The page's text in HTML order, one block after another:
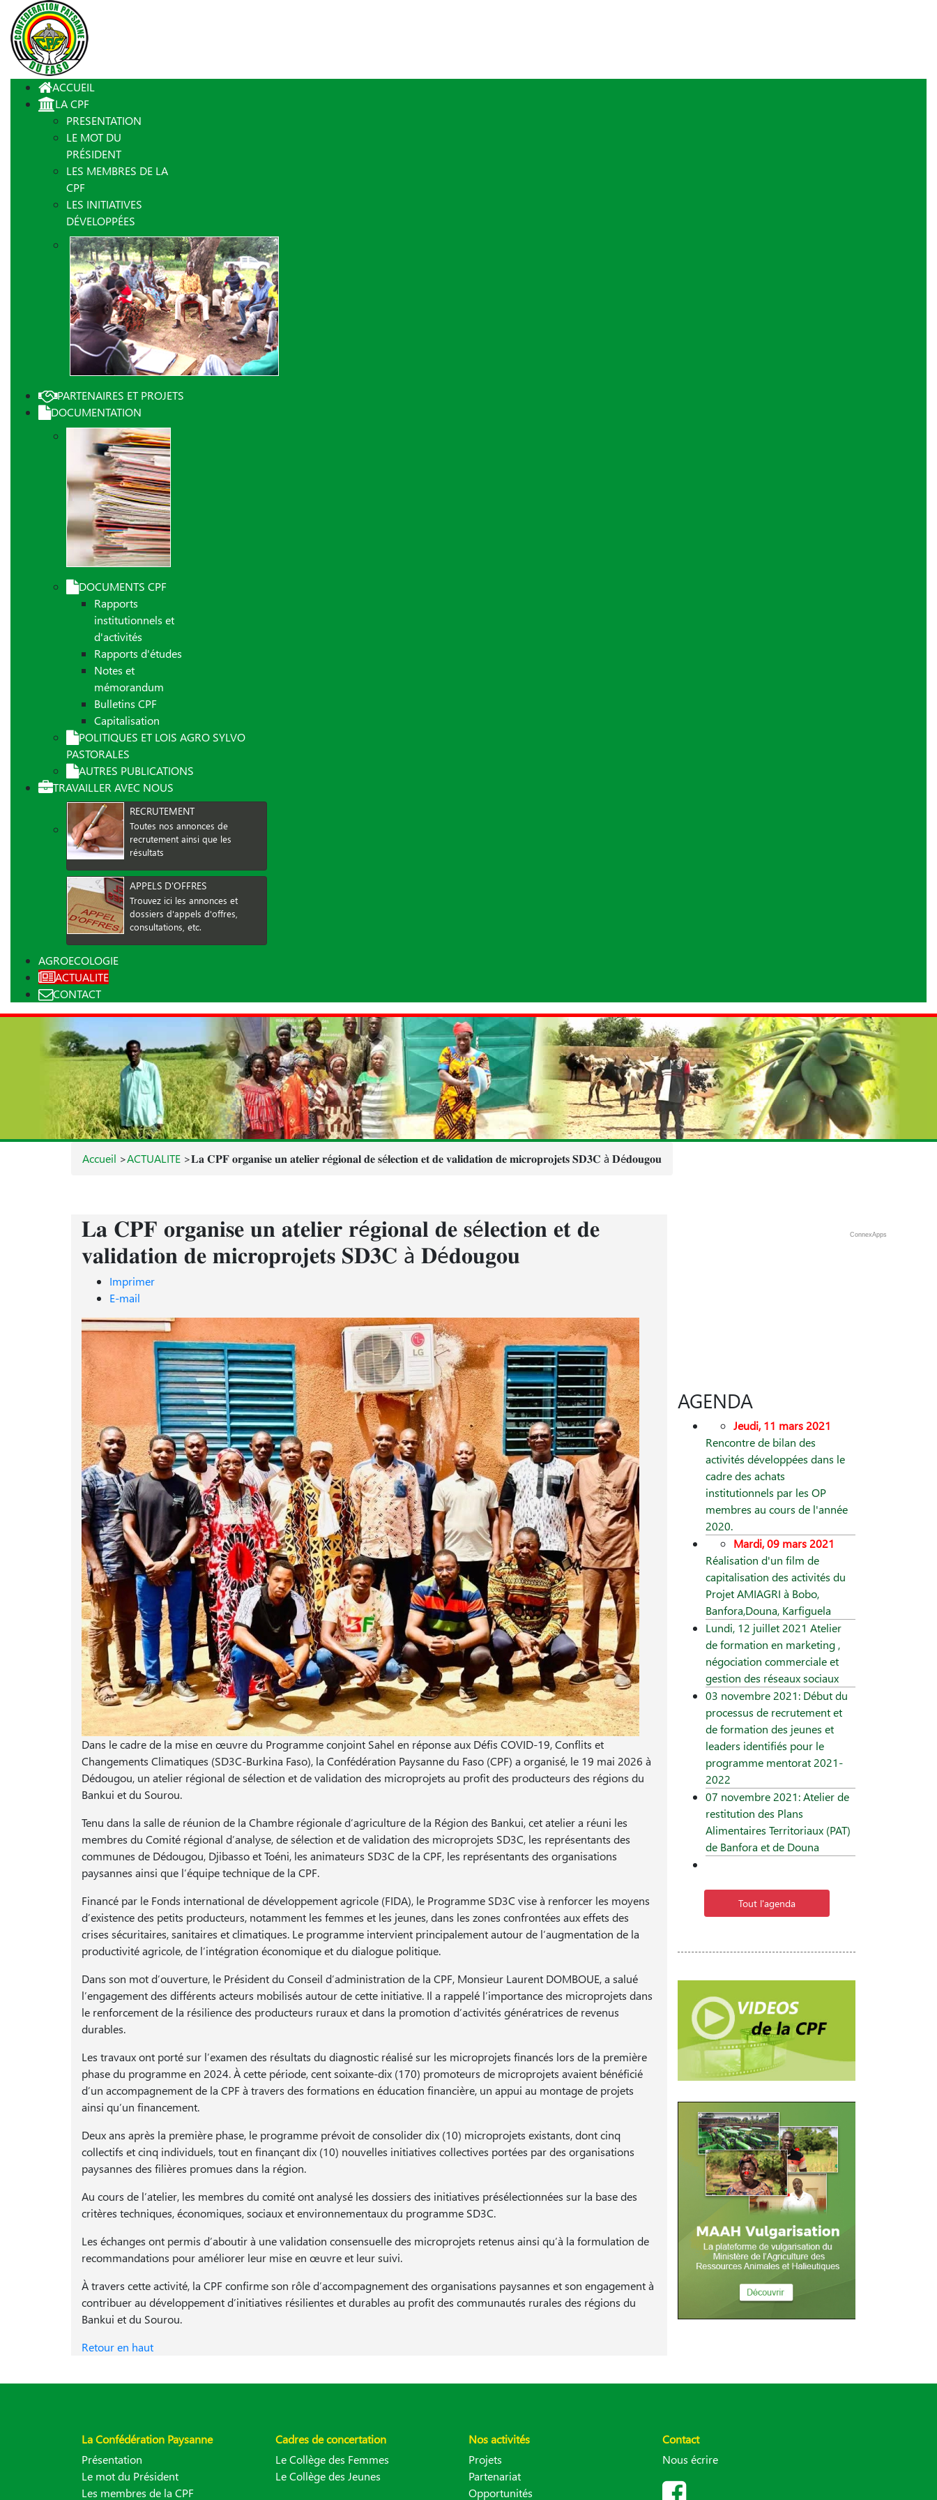
ACCUEIL
LA CPF
PRESENTATION
LE MOT DU
PRÉSIDENT
LES MEMBRES DE LA
CPF
LES INITIATIVES
DÉVELOPPÉES
PARTENAIRES ET PROJETS
DOCUMENTATION
DOCUMENTS CPF
Rapports
institutionnels et
d'activités
Rapports d'études
Notes et
mémorandum
Bulletins CPF
Capitalisation
POLITIQUES ET LOIS AGRO SYLVO
PASTORALES
AUTRES PUBLICATIONS
TRAVAILLER AVEC NOUS
RECRUTEMENT
Toutes nos annonces de
recrutement ainsi que les
résultats
APPELS D'OFFRES
Trouvez ici les annonces et
dossiers d'appels d'offres,
consultations, etc.
AGROECOLOGIE
ACTUALITE
CONTACT
Accueil >ACTUALITE >𝐋𝐚 𝐂𝐏𝐅 𝐨𝐫𝐠𝐚𝐧𝐢𝐬𝐞 𝐮𝐧 𝐚𝐭𝐞𝐥𝐢𝐞𝐫 𝐫é𝐠𝐢𝐨𝐧𝐚𝐥 𝐝𝐞 𝐬é𝐥𝐞𝐜𝐭𝐢𝐨𝐧 𝐞𝐭 𝐝𝐞 𝐯𝐚𝐥𝐢𝐝𝐚𝐭𝐢𝐨𝐧 𝐝𝐞 𝐦𝐢𝐜𝐫𝐨𝐩𝐫𝐨𝐣𝐞𝐭𝐬 𝐒𝐃𝟑𝐂 à 𝐃é𝐝𝐨𝐮𝐠𝐨𝐮
𝐋𝐚 𝐂𝐏𝐅 𝐨𝐫𝐠𝐚𝐧𝐢𝐬𝐞 𝐮𝐧 𝐚𝐭𝐞𝐥𝐢𝐞𝐫 𝐫é𝐠𝐢𝐨𝐧𝐚𝐥 𝐝𝐞 𝐬é𝐥𝐞𝐜𝐭𝐢𝐨𝐧 𝐞𝐭 𝐝𝐞
𝐯𝐚𝐥𝐢𝐝𝐚𝐭𝐢𝐨𝐧 𝐝𝐞 𝐦𝐢𝐜𝐫𝐨𝐩𝐫𝐨𝐣𝐞𝐭𝐬 𝐒𝐃𝟑𝐂 à 𝐃é𝐝𝐨𝐮𝐠𝐨𝐮
Imprimer
E-mail
Dans le cadre de la mise en œuvre du Programme conjoint Sahel en réponse aux Défis COVID-19, Conflits et
Changements Climatiques (SD3C-Burkina Faso), la Confédération Paysanne du Faso (CPF) a organisé, le 19 mai 2026 à
Dédougou, un atelier régional de sélection et de validation des microprojets au profit des producteurs des régions du
Bankui et du Sourou.
Tenu dans la salle de réunion de la Chambre régionale d’agriculture de la Région des Bankui, cet atelier a réuni les
membres du Comité régional d’analyse, de sélection et de validation des microprojets SD3C, les représentants des
communes de Dédougou, Djibasso et Toéni, les animateurs SD3C de la CPF, les représentants des organisations
paysannes ainsi que l’équipe technique de la CPF.
Financé par le Fonds international de développement agricole (FIDA), le Programme SD3C vise à renforcer les moyens
d’existence des petits producteurs, notamment les femmes et les jeunes, dans les zones confrontées aux effets des
crises sécuritaires, sanitaires et climatiques. Le programme intervient principalement autour de l’augmentation de la
productivité agricole, de l’intégration économique et du dialogue politique.
Dans son mot d’ouverture, le Président du Conseil d’administration de la CPF, Monsieur Laurent DOMBOUE, a salué
l’engagement des différents acteurs mobilisés autour de cette initiative. Il a rappelé l’importance des microprojets dans
le renforcement de la résilience des producteurs ruraux et dans la promotion d’activités génératrices de revenus
durables.
Les travaux ont porté sur l’examen des résultats du diagnostic réalisé sur les microprojets financés lors de la première
phase du programme en 2024. À cette période, cent soixante-dix (170) promoteurs de microprojets avaient bénéficié
d’un accompagnement de la CPF à travers des formations en éducation financière, un appui au montage de projets
ainsi qu’un financement.
Deux ans après la première phase, le programme prévoit de consolider dix (10) microprojets existants, dont cinq
collectifs et cinq individuels, tout en finançant dix (10) nouvelles initiatives collectives portées par des organisations
paysannes des filières promues dans la région.
Au cours de l’atelier, les membres du comité ont analysé les dossiers des initiatives présélectionnées sur la base des
critères techniques, économiques, sociaux et environnementaux du programme SD3C.
Les échanges ont permis d’aboutir à une validation consensuelle des microprojets retenus ainsi qu’à la formulation de
recommandations pour améliorer leur mise en œuvre et leur suivi.
À travers cette activité, la CPF confirme son rôle d’accompagnement des organisations paysannes et son engagement à
contribuer au développement d’initiatives résilientes et durables au profit des communautés rurales des régions du
Bankui et du Sourou.
Retour en haut
ConnexApps
AGENDA
Jeudi, 11 mars 2021
Rencontre de bilan des
activités développées dans le
cadre des achats
institutionnels par les OP
membres au cours de l'année
2020.
Mardi, 09 mars 2021
Réalisation d'un film de
capitalisation des activités du
Projet AMIAGRI à Bobo,
Banfora,Douna, Karfiguela
Lundi, 12 juillet 2021 Atelier
de formation en marketing ,
négociation commerciale et
gestion des réseaux sociaux
03 novembre 2021: Début du
processus de recrutement et
de formation des jeunes et
leaders identifiés pour le
programme mentorat 2021-
2022
07 novembre 2021: Atelier de
restitution des Plans
Alimentaires Territoriaux (PAT)
de Banfora et de Douna
Tout l'agenda
La Confédération Paysanne
Présentation
Le mot du Président
Les membres de la CPF
Cadres de concertation
Le Collège des Femmes
Le Collège des Jeunes
Nos activités
Projets
Partenariat
Opportunités
Contact
Nous écrire